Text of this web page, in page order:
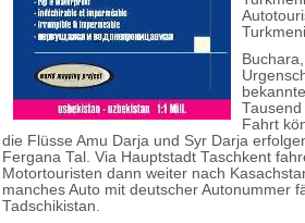
Fahrt
die Flüsse Amu Darja und Syr Darja
Fergana Tal. Via Hauptstadt Taschkent
Motortouristen dann weiter nach
manches Auto mit deutscher Autonummer
Tadschikistan.